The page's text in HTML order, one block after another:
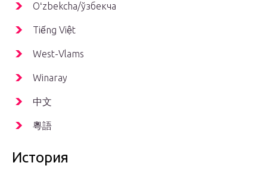
Oʻzbekcha/ўзбекча
Tiếng Việt
West-Vlams
Winaray
中文
粵語
История